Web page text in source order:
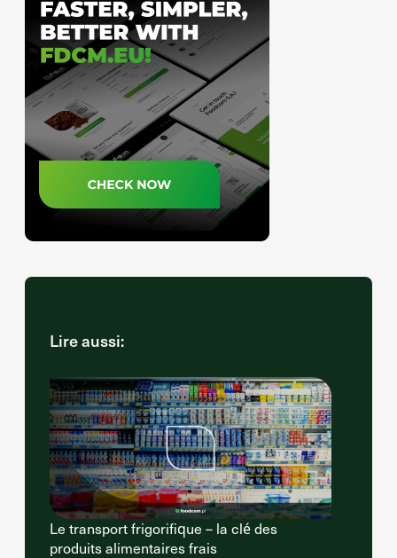
Lire aussi:
Le transport frigorifique – la clé des
produits alimentaires frais